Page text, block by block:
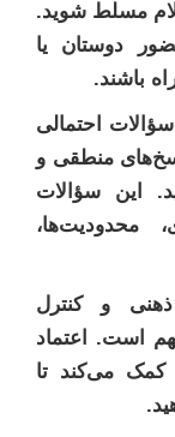
مسلط شوید.
دوستان یا
باشند.
احتمالی
منطقی و
این سؤالات
محدودیت‌ها،
و کنترل
است. اعتماد
می‌کند تا